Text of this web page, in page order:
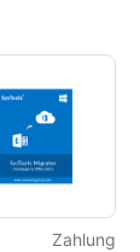
Zahlung